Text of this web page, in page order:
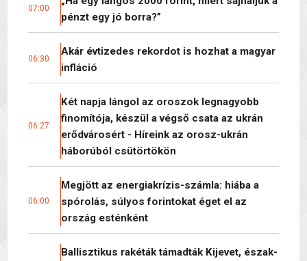
07:00
pénzt egy jó borra?”
06:30
Akár évtizedes rekordot is hozhat a magyar
infláció
06:27
Két napja lángol az oroszok legnagyobb
finomítója, készül a végső csata az ukrán
erődvárosért - Híreink az orosz-ukrán
háborúból csütörtökön
06:00
Megjött az energiakrízis-számla: hiába a
spórolás, súlyos forintokat éget el az
ország esténként
Ballisztikus rakéták támadták Kijevet, észak-